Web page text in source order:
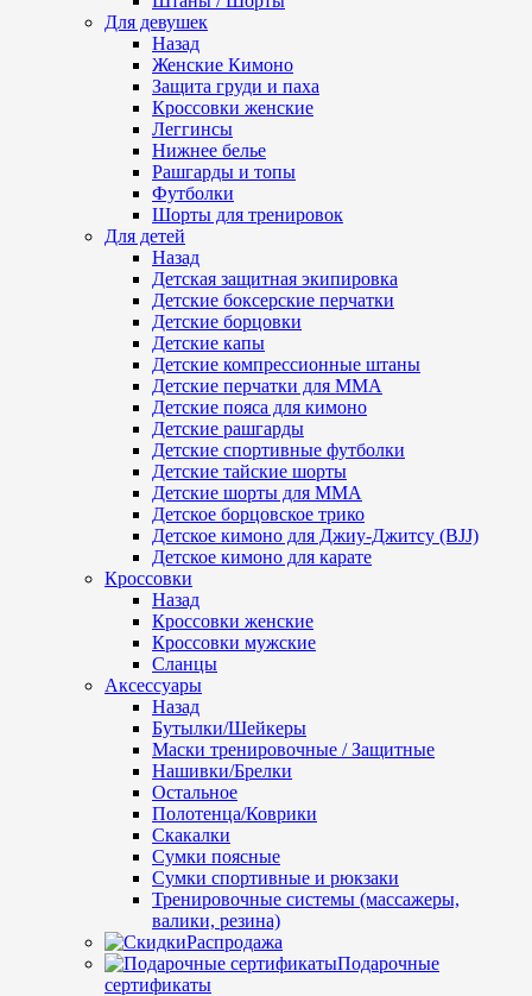
Для девушек
Назад
Женские Кимоно
Защита груди и паха
Кроссовки женские
Леггинсы
Нижнее белье
Рашгарды и топы
Футболки
Шорты для тренировок
Для детей
Назад
Детская защитная экипировка
Детские боксерские перчатки
Детские борцовки
Детские капы
Детские компрессионные штаны
Детские перчатки для ММА
Детские пояса для кимоно
Детские рашгарды
Детские спортивные футболки
Детские тайские шорты
Детские шорты для ММА
Детское борцовское трико
Детское кимоно для Джиу-Джитсу (BJJ)
Детское кимоно для карате
Кроссовки
Назад
Кроссовки женские
Кроссовки мужские
Сланцы
Аксессуары
Назад
Бутылки/Шейкеры
Маски тренировочные / Защитные
Нашивки/Брелки
Остальное
Полотенца/Коврики
Скакалки
Сумки поясные
Сумки спортивные и рюкзаки
Тренировочные системы (массажеры,
валики, резина)
Распродажа
Подарочные
сертификаты